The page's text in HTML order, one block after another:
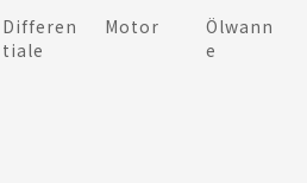
Differen
tiale
Motor
Ölwann
e